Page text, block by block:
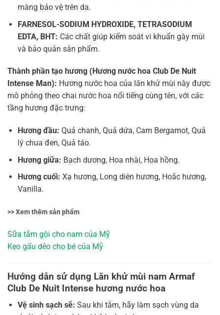
màng bảo vệ trên da.
FARNESOL-SODIUM HYDROXIDE, TETRASODIUM
EDTA, BHT: Các chất giúp kiểm soát vi khuẩn gây mùi
và bảo quản sản phẩm.
Thành phần tạo hương (Hương nước hoa Club De Nuit
Intense Man): Hương nước hoa của lăn khử mùi này được
mô phỏng theo chai nước hoa nổi tiếng cùng tên, với các
tầng hương đặc trưng:
Hương đầu: Quả chanh, Quả dứa, Cam Bergamot, Quả
lý chua đen, Quả táo.
Hương giữa: Bạch dương, Hoa nhài, Hoa hồng.
Hương cuối: Xạ hương, Long diên hương, Hoắc hương,
Vanilla.
>> Xem thêm sản phẩm
Sữa tắm gội cho nam của Mỹ
Kẹo gấu dẻo cho bé của Mỹ
Hướng dẫn sử dụng Lăn khử mùi nam Armaf
Club De Nuit Intense hương nước hoa
Vệ sinh sạch sẽ: Sau khi tắm, hãy làm sạch vùng da